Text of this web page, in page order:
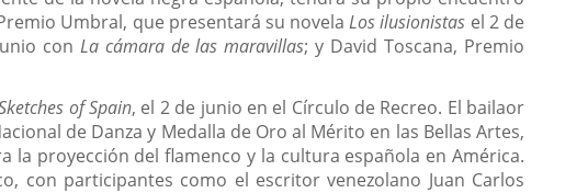
Umbral, que presentará su novelaLos ilusionistas el 2 de
con La cámara de las maravillas; y David Toscana, Premio
of Spain, el 2 de junio en el Círculo de Recreo. El bailaor
de Danza y Medalla de Oro al Mérito en las Bellas Artes,
proyección del flamenco y la cultura española en América.
con participantes como el escritor venezolano Juan Carlos